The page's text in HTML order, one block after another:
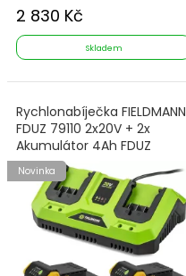
2 830 Kč
Skladem
Rychlonabíječka FIELDMANN
FDUZ 79110 2x20V + 2x
Akumulátor 4Ah FDUZ
79040
Novinka